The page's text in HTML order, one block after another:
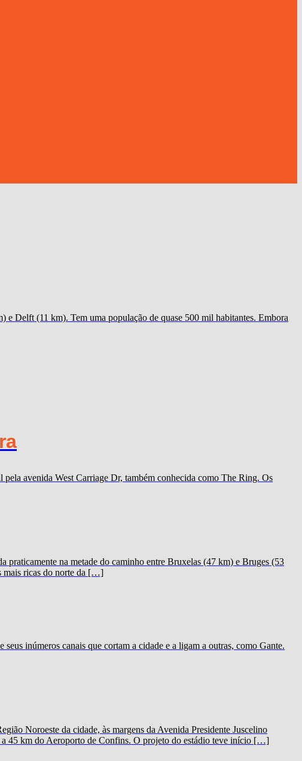
e Delft (11 km). Tem uma população de quase 500 mil habitantes. Embora
avenida West Carriage Dr, também conhecida como The Ring. Os
praticamente na metade do caminho entre Bruxelas (47 km) e Bruges (53
mais ricas do norte da […]
inúmeros canais que cortam a cidade e a ligam a outras, como Gante.
Noroeste da cidade, às margens da Avenida Presidente Juscelino
45 km do Aeroporto de Confins. O projeto do estádio teve início […]